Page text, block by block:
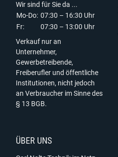
Wir sind für Sie da ...
Mo-Do: 07:30 – 16:30 Uhr
Fr:
07:30 – 13:00 Uhr
Verkauf nur an
Unternehmer,
Gewerbetreibende,
Freiberufler und öffentliche
Institutionen, nicht jedoch
an Verbraucher im Sinne des
§ 13 BGB.
ÜBER UNS